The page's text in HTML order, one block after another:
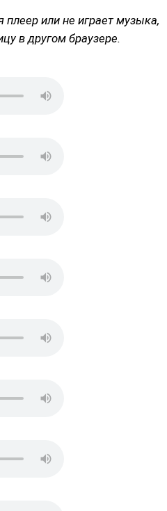
плеер или не играет музыка,
в другом браузере.